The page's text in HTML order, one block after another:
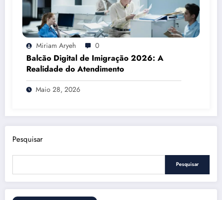
Miriam Aryeh 0
Balcão Digital de Imigração 2026: A
Realidade do Atendimento
Maio 28, 2026
Pesquisar
Pesquisar